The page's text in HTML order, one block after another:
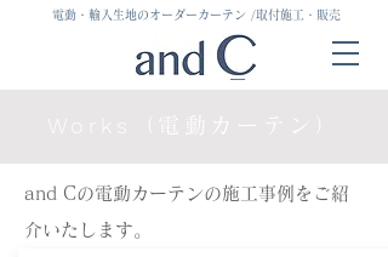
電動・輸入生地のオーダーカーテン /取付施工・販売
Works （電動カーテン）
and Cの電動カーテンの施工事例をご紹
介いたします。